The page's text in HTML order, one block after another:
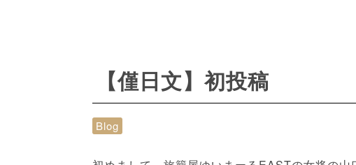
【僅日文】初投稿
Blog